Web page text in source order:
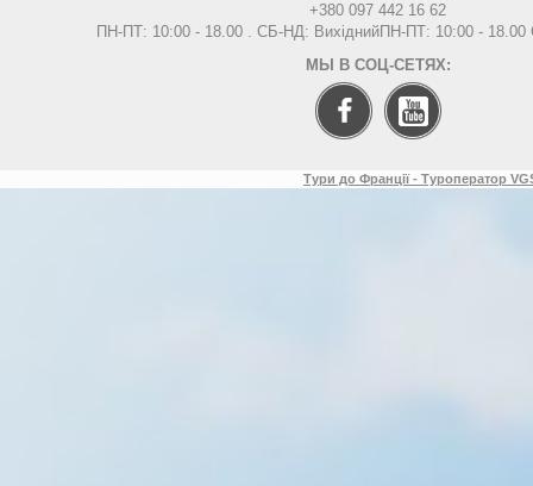
+380 097 442 16 62
ПН-ПТ: 10:00 - 18.00 . СБ-НД: ВихіднийПН-ПТ: 10:00 -
МЫ В СОЦ-СЕТЯХ:
Тури до Франції - Туроператор